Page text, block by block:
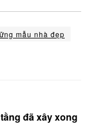
mẫu nhà đẹp
đã xây xong